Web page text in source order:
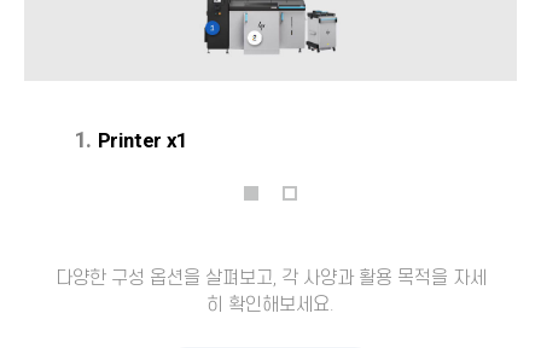
1. Printer x1
다양한 구성 옵션을 살펴보고, 각 사양과 활용 목적을 자세
히 확인해보세요.